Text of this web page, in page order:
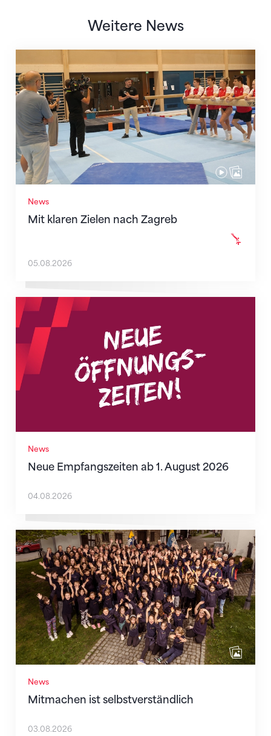
Weitere News
News
Mit klaren Zielen nach Zagreb
Mit klaren Zielen nach Zagreb
05.08.2026
News
Neue Empfangszeiten ab 1. August 2026
Neue Empfangszeiten ab 1. August 2026
04.08.2026
News
Mitmachen ist selbstverständlich
Mitmachen ist selbstverständlich
03.08.2026